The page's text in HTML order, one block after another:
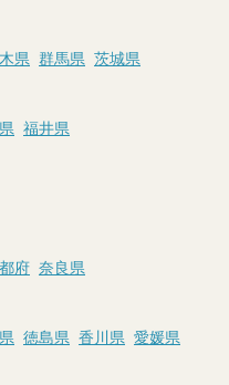
県 群馬県 茨城県
福井県
府 奈良県
徳島県 香川県 愛媛県